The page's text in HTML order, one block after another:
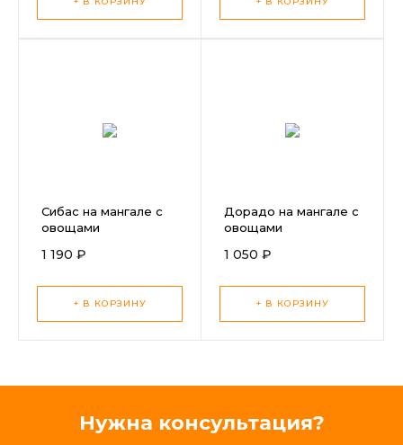
Сибас на мангале с
овощами
1 190 ₽
+ В КОРЗИНУ
Дорадо на мангале с
овощами
1 050 ₽
+ В КОРЗИНУ
Нужна консультация?